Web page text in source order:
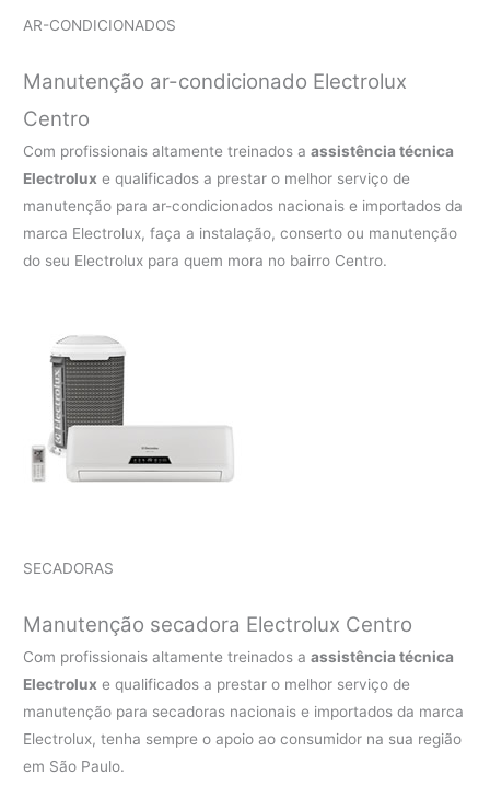
AR-CONDICIONADOS
Manutenção ar-condicionado Electrolux
Centro
Com profissionais altamente treinados aassistência técnica
Electrolux e qualificados a prestar o melhor serviço de
manutenção para ar-condicionados nacionais e importados da
marca Electrolux, faça a instalação, conserto ou manutenção
do seu Electrolux para quem mora no bairro Centro.
SECADORAS
Manutenção secadora Electrolux Centro
Com profissionais altamente treinados aassistência técnica
Electrolux e qualificados a prestar o melhor serviço de
manutenção para secadoras nacionais e importados da marca
Electrolux, tenha sempre o apoio ao consumidor na sua região
em São Paulo.